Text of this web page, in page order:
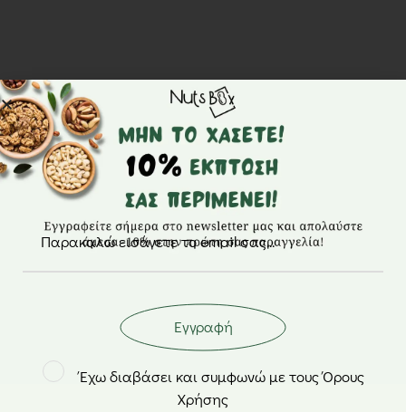
Φιστίκια καραμελωμένα με σουσάμι –
NutsBox
Εγγραφή
Έχω διαβάσει και συμφωνώ με τους Όρους
Χρήσης